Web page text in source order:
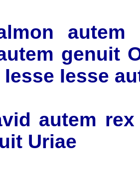
genuit
Iesse
autem
Uriae